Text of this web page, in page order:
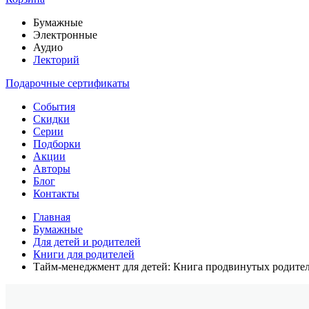
Бумажные
Электронные
Аудио
Лекторий
Подарочные сертификаты
События
Скидки
Серии
Подборки
Акции
Авторы
Блог
Контакты
Главная
Бумажные
Для детей и родителей
Книги для родителей
Тайм-менеджмент для детей: Книга продвинутых